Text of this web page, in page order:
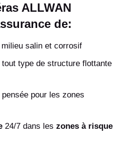
ALLWAN
de:
milieu salin et corrosif
type de structure flottante
pensée pour les zones
24/7 dans les zones à risque